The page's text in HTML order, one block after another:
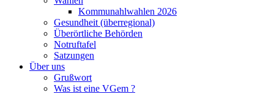
Kommunahlwahlen 2026
Gesundheit (überregional)
Überörtliche Behörden
Notruftafel
Satzungen
Über uns
Grußwort
Was ist eine VGem ?